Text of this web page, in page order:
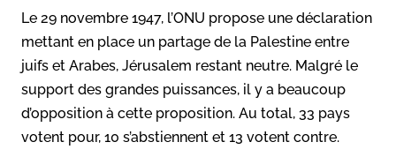
Le 29 novembre 1947, l’ONU propose une déclaration
mettant en place un partage de la Palestine entre
juifs et Arabes, Jérusalem restant neutre. Malgré le
support des grandes puissances, il y a beaucoup
d’opposition à cette proposition. Au total, 33 pays
votent pour, 10 s’abstiennent et 13 votent contre.